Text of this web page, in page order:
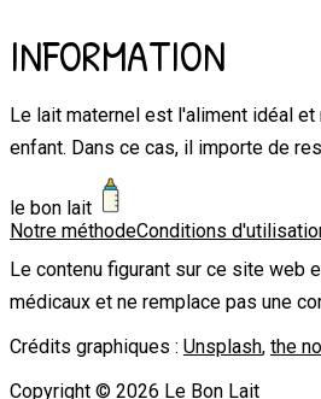
INFORMATION
Le lait maternel est l'aliment idéal
enfant. Dans ce cas, il importe de
le bon lait
Notre méthodeConditions
Le contenu figurant sur ce site web
médicaux et ne remplace pas une
Crédits graphiques : Unsplash, the
Copyright © 2026 Le Bon Lait